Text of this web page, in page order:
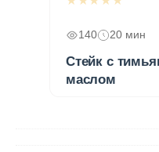
140 20 мин
Стейк с
маслом